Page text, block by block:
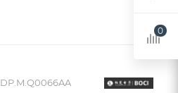
DP.M.Q0066AA
0